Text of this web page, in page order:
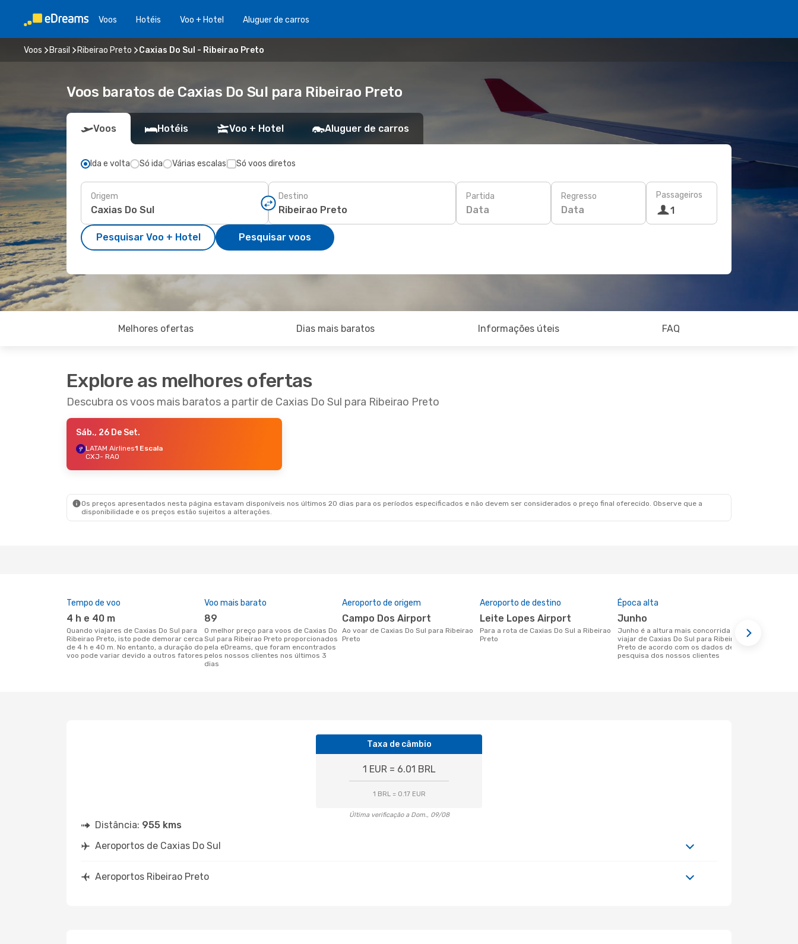
Voos Hotéis Voo + Hotel Aluguer de carros
Voos Brasil Ribeirao Preto Caxias Do Sul - Ribeirao Preto
Voos baratos de Caxias Do Sul para Ribeirao Preto
Voos Hotéis Voo + Hotel Aluguer de carros
Ida e volta Só ida Várias escalas Só voos diretos
Origem Destino Partida
Data
Regresso
Data
Passageiros
1
Pesquisar Voo + Hotel Pesquisar voos
Melhores ofertas Dias mais baratos Informações úteis FAQ
Explore as melhores ofertas
Descubra os voos mais baratos a partir de Caxias Do Sul para Ribeirao Preto
Sáb., 26 De Set.
LATAM Airlines1 Escala
CXJ- RAO
Os preços apresentados nesta página estavam disponíveis nos últimos 20 dias para os períodos especificados e não devem ser considerados o preço final oferecido. Observe que a
disponibilidade e os preços estão sujeitos a alterações.
Tempo de voo
4 h e 40 m
Quando viajares de Caxias Do Sul para
Ribeirao Preto, isto pode demorar cerca
de 4 h e 40 m. No entanto, a duração do
voo pode variar devido a outros fatores
Voo mais barato
89
O melhor preço para voos de Caxias Do
Sul para Ribeirao Preto proporcionados
pela eDreams, que foram encontrados
pelos nossos clientes nos últimos 3
dias
Aeroporto de origem
Campo Dos Airport
Ao voar de Caxias Do Sul para Ribeirao
Preto
Aeroporto de destino
Leite Lopes Airport
Para a rota de Caxias Do Sul a Ribeirao
Preto
Época alta
junho
junho é a altura mais concorrida para
viajar de Caxias Do Sul para Ribeirao
Preto de acordo com os dados de
pesquisa dos nossos clientes
Taxa de câmbio
1 EUR = 6.01 BRL
1 BRL = 0.17 EUR
Última verificação a Dom., 09/08
Distância: 955 kms
Aeroportos de Caxias Do Sul
Aeroportos Ribeirao Preto